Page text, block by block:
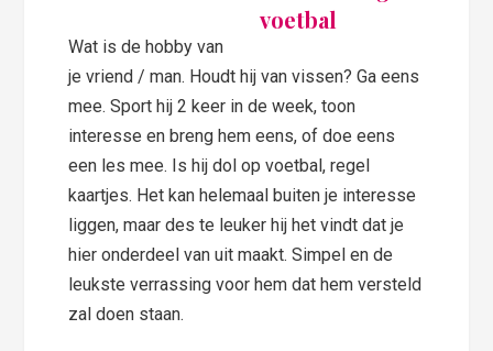
Wat is de hobby van
je vriend / man. Houdt hij van vissen? Ga eens
mee. Sport hij 2 keer in de week, toon
interesse en breng hem eens, of doe eens
een les mee. Is hij dol op voetbal, regel
kaartjes. Het kan helemaal buiten je interesse
liggen, maar des te leuker hij het vindt dat je
hier onderdeel van uit maakt. Simpel en de
leukste verrassing voor hem dat hem versteld
zal doen staan.